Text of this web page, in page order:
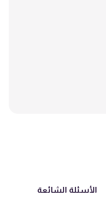
الأسئلة الشائعة